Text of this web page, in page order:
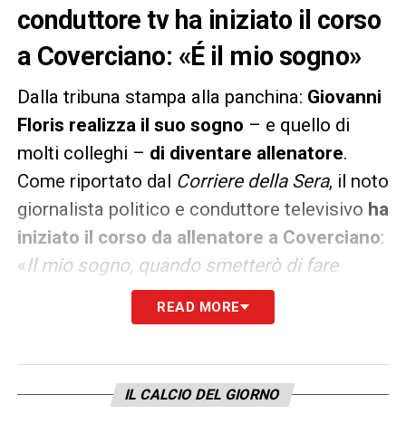
conduttore tv ha iniziato il corso
a Coverciano: «É il mio sogno»
Dalla tribuna stampa alla panchina: Giovanni
Floris realizza il suo sogno – e quello di
molti colleghi – di diventare allenatore.
Come riportato dal Corriere della Sera, il noto
giornalista politico e conduttore televisivo ha
iniziato il corso da allenatore a Coverciano:
«Il mio sogno, quando smetterò di fare
questo lavoro –aveva raccontato in una
intervista precedente al Corriere
seguire il corso a Coverciano, ma temo che
READ MORE
IL CALCIO DEL GIORNO